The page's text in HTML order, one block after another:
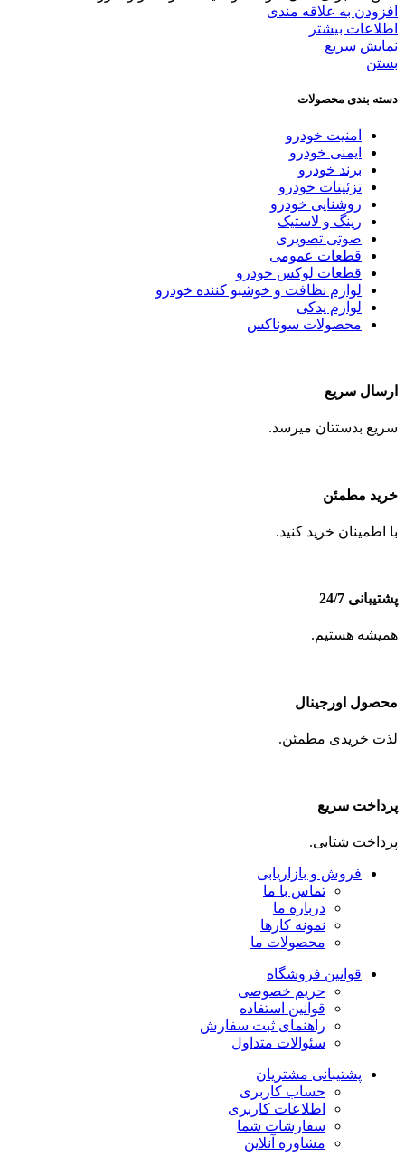
افزودن به علاقه مندی
اطلاعات بیشتر
نمایش سریع
بستن
دسته بندی محصولات
امنیت خودرو
ایمنی خودرو
برند خودرو
تزئینات خودرو
روشنایی خودرو
رینگ و لاستیک
صوتی تصویری
قطعات عمومی
قطعات لوکس خودرو
لوازم نظافت و خوشبو کننده خودرو
لوازم یدکی
محصولات سوناکس
ارسال سریع
سریع بدستتان میرسد.
خرید مطمئن
با اطمینان خرید کنید.
پشتیبانی 24/7
همیشه هستیم.
محصول اورجینال
لذت خریدی مطمئن.
پرداخت سریع
پرداخت شتابی.
فروش و بازاریابی
تماس با ما
درباره ما
نمونه کارها
محصولات ما
قوانین فروشگاه
حریم خصوصی
قوانین استفاده
راهنمای ثبت سفارش
سئوالات متداول
پشتیبانی مشتریان
حساب کاربری
اطلاعات کاربری
سفارشات شما
مشاوره آنلاین